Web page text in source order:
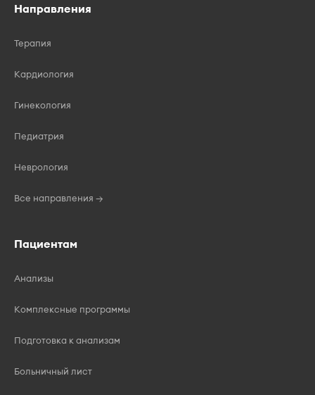
Направления
Терапия
Кардиология
Гинекология
Педиатрия
Неврология
Все направления →
Пациентам
Анализы
Комплексные программы
Подготовка к анализам
Больничный лист